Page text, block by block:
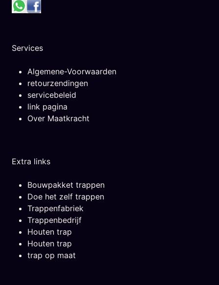
Services
Algemene-Voorwaarden
retourzendingen
servicebeleid
link pagina
Over Maatkracht
Extra links
Bouwpakket trappen
Doe het zelf trappen
Trappenfabriek
Trappenbedrijf
Houten trap
Houten trap
trap op maat